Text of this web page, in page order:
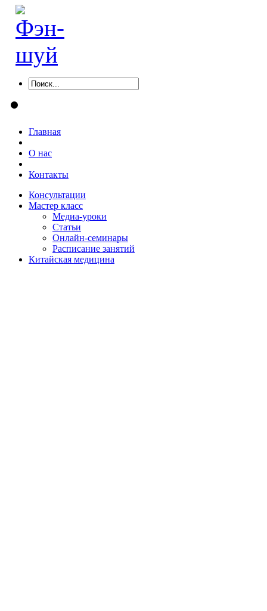
Главная
О нас
Контакты
Консультации
Мастер класс
Медиа-уроки
Статьи
Онлайн-семинары
Расписание занятий
Китайская медицина